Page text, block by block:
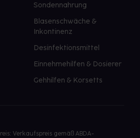
Sondennahrung
Blasenschwäche &
Inkontinenz
Desinfektionsmittel
Einnehmehilfen & Dosierer
Gehhilfen & Korsetts
Verkaufspreis gemäß ABDA-